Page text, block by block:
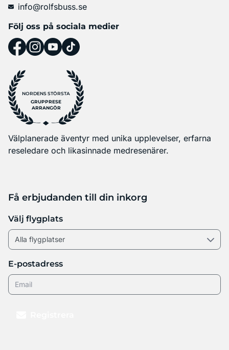
info@rolfsbuss.se
Följ oss på sociala medier
NORDENS STÖRSTA
GRUPPRESE
ARRANGÖR
Välplanerade äventyr med unika upplevelser, erfarna
reseledare och likasinnade medresenärer.
Få erbjudanden till din inkorg
Välj flygplats
E-postadress